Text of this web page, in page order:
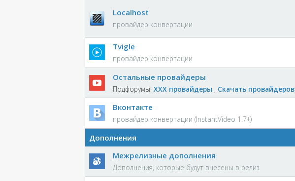
Localhost
провайдер конвертации
Tvigle
провайдер конвертации
Остальные провайдеры
Подфорумы: XXX провайдеры , Скачать провайдеров
Вконтакте
провайдер конвертации (InstantVideo 1.7+)
Дополнения
Межрелизные дополнения
Дополнения, которые будут внесены в релиз